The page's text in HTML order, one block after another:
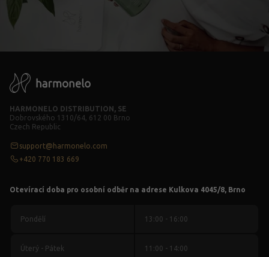
HARMONELO DISTRIBUTION, SE
Dobrovského 1310/64, 612 00 Brno
Czech Republic
support@harmonelo.com
+420 770 183 669
Otevírací doba pro osobní odběr na adrese Kulkova 4045/8, Brno
Pondělí 13:00 - 16:00
Úterý - Pátek 11:00 - 14:00